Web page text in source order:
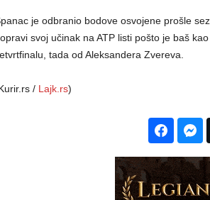
je odbranio bodove osvojene prošle
svoj učinak na ATP listi pošto je baš
tada od Aleksandera Zvereva.
/ Lajk.rs)